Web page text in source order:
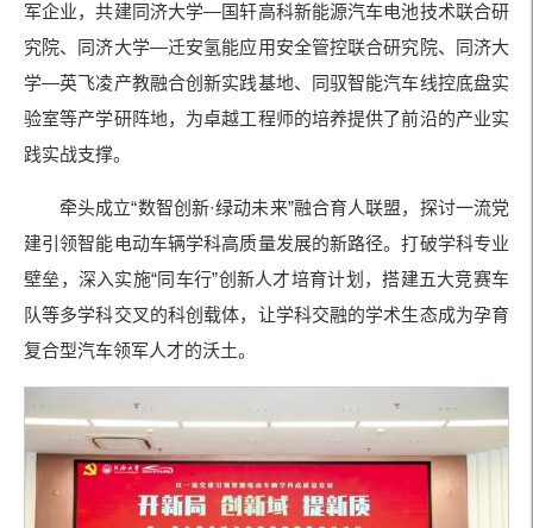
军企业，共建同济大学—国轩高科新能源汽车电池技术联合研
究院、同济大学—迁安氢能应用安全管控联合研究院、同济大
学—英飞凌产教融合创新实践基地、同驭智能汽车线控底盘实
验室等产学研阵地，为卓越工程师的培养提供了前沿的产业实
践实战支撑。
牵头成立“数智创新·绿动未来”融合育人联盟，探讨一流党
建引领智能电动车辆学科高质量发展的新路径。打破学科专业
壁垒，深入实施“同车行”创新人才培育计划，搭建五大竞赛车
队等多学科交叉的科创载体，让学科交融的学术生态成为孕育
复合型汽车领军人才的沃土。